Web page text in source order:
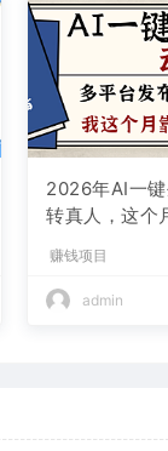
2026年AI一
转真人，这个
赚钱项目
admin